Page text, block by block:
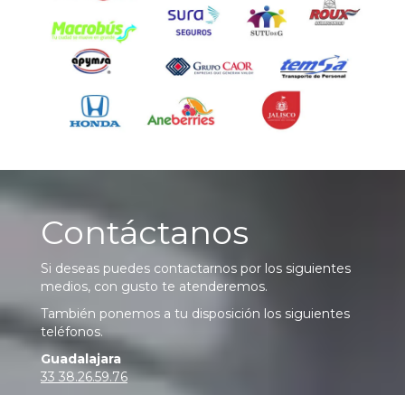
Contáctanos
Si deseas puedes contactarnos por los siguientes
medios, con gusto te atenderemos.
También ponemos a tu disposición los siguientes
teléfonos.
Guadalajara
33 38.26.59.76